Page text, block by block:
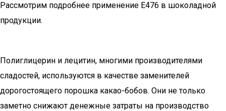
Рассмотрим подробнее применение Е476 в шоколадной
продукции.
Полиглицерин и лецитин, многими производителями
сладостей, используются в качестве заменителей
дорогостоящего порошка какао-бобов. Они не только
заметно снижают денежные затраты на производство